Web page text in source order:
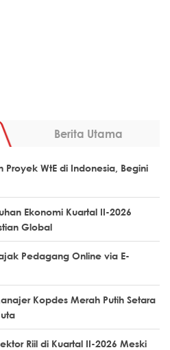
Berita Utama
WtE di Indonesia, Begini
Ekonomi Kuartal II-2026
Global
Pedagang Online via E-
Kopdes Merah Putih Setara
Riil di Kuartal II-2026 Meski